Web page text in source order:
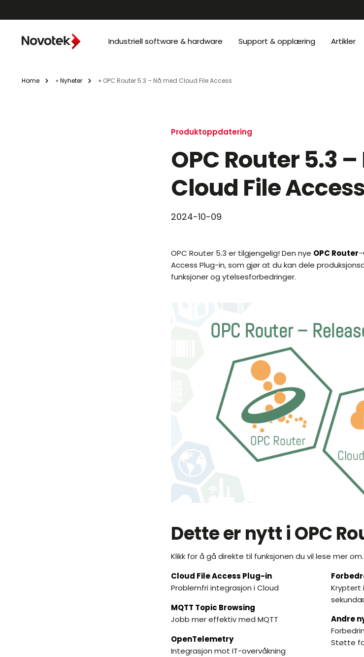
Industriell software & hardware Support & opplæring Artikler
Home » Nyheter » OPC Router 5.3 – Nå med Cloud File Access
Produktoppdatering
OPC Router 5.3
Cloud File Access
2024-10-09
OPC Router 5.3 er tilgjengelig! Den nye OPC Router-
Access Plug-in, som gjør at du kan dele
funksjoner og ytelsesforbedringer.
Dette er nytt i OPC
Klikk for å gå direkte til funksjonen du vil lese mer om.
Cloud File Access Plug-in
Problemfri integrasjon i Cloud
MQTT Topic Browsing
Jobb mer effektiv med MQTT
OpenTelemetry
Integrasjon mot IT-overvåkning
Kryptert
Andre
Støtte